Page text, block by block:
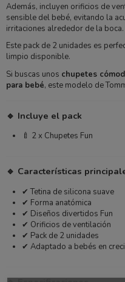
Además, incluyen orificios de
sensible del bebé, evitando la
irritaciones alrededor de la boca.
Este pack de 2 unidades es
limpio disponible.
Si buscas unos chupetes
para bebé, este modelo de
🔹 Incluye el pack
🍼 2 x Chupetes Fun
🔹 Características
✔ Tetina de silicona suave
✔ Forma anatómica
✔ Diseños divertidos Fun
✔ Orificios de ventilación
✔ Pack de 2 unidades
✔ Adaptado a bebés en